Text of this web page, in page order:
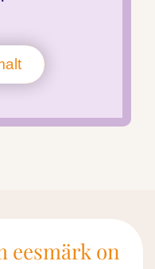
eesmärk on